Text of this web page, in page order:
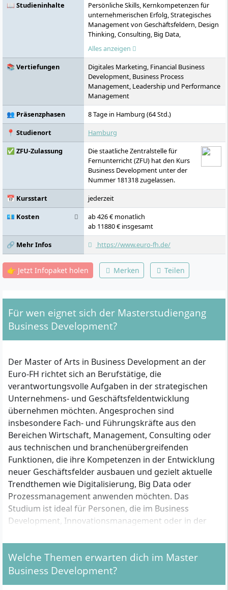
📖 Studieninhalte
Persönliche Skills, Kernkompetenzen für
unternehmerischen Erfolg, Strategisches
Management von Geschäftsfeldern, Design
Thinking, Consulting, Big Data,
Digitalisierung, Praxisseminare,
Businessplan und Product Launch,
Marktanalyse
Alles anzeigen
📚 Vertiefungen
Digitales Marketing, Financial Business
Development, Business Process
Management, Leadership und Performance
Management
👥 Präsenzphasen
8 Tage in Hamburg (64 Std.)
📍 Studienort
Hamburg
✅ ZFU-Zulassung
Die staatliche Zentralstelle für
Fernunterricht (ZFU) hat den Kurs
Business Development unter der
Nummer 181318 zugelassen.
📅 Kursstart
jederzeit
💶 Kosten
ab 426 € monatlich
ab 11880 € insgesamt
🔗 Mehr Infos
https://www.euro-fh.de/
👉 Jetzt Infopaket holen Merken Teilen
Für wen eignet sich der Masterstudiengang
Business Development?
Der Master of Arts in Business Development an der
Euro-FH richtet sich an Berufstätige, die
verantwortungsvolle Aufgaben in der strategischen
Unternehmens- und Geschäftsfeldentwicklung
übernehmen möchten. Angesprochen sind
insbesondere Fach- und Führungskräfte aus den
Bereichen Wirtschaft, Management, Consulting oder
aus technischen und branchenübergreifenden
Funktionen, die ihre Kompetenzen in der Entwicklung
neuer Geschäftsfelder ausbauen und gezielt aktuelle
Trendthemen wie Digitalisierung, Big Data oder
Prozessmanagement anwenden möchten. Das
Studium ist ideal für Personen, die im Business
Development, Innovationsmanagement oder in der
für eine Karriere im Management qualifizieren
möchten.
Welche Themen erwarten dich im Master
Business Development?